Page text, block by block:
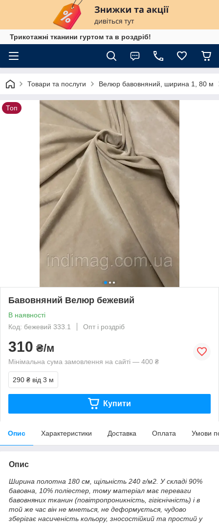
Трикотажні тканини гуртом та в роздріб!
Товари та послуги Велюр бавовняний, ширина 1, 80 м
Топ
Бавовняний Велюр бежевий
В наявності
Код: бежевий 333.1
Опт і роздріб
310 ₴/м
Мінімальна сума замовлення на сайті — 400 ₴
290 ₴ від 3 м
Купити
Опис Характеристики Доставка Оплата Умови
Опис
Ширина полотна 180 см, щільність 240 г/м2. У складі 90%
бавовна, 10% поліестер, тому матеріал має переваги
бавовняних тканин (повітропроникність, гігієнічність) і в
той же час він не мнеться, не деформується, чудово
зберігає насиченість кольору, зносостійкий та простий у